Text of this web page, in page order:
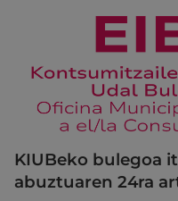
KIUBeko bulegoa
abuztuaren 24ra